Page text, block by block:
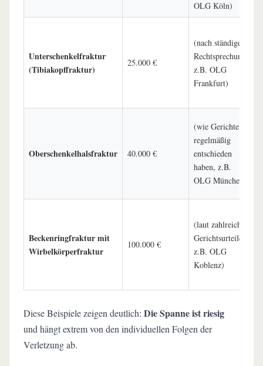
OLG Köln)
Unterschenkelfraktur
(Tibiakopffraktur)
25.000 €
(nach ständiger
Rechtsprechung,
z.B. OLG
Frankfurt)
Oberschenkelhalsfraktur 40.000 €
(wie Gerichte
regelmäßig
entschieden
haben, z.B.
OLG München)
Beckenringfraktur mit
Wirbelkörperfraktur
100.000 €
(laut zahlreicher
Gerichtsurteile,
z.B. OLG
Koblenz)
Diese Beispiele zeigen deutlich: Die Spanne ist riesig
und hängt extrem von den individuellen Folgen der
Verletzung ab.